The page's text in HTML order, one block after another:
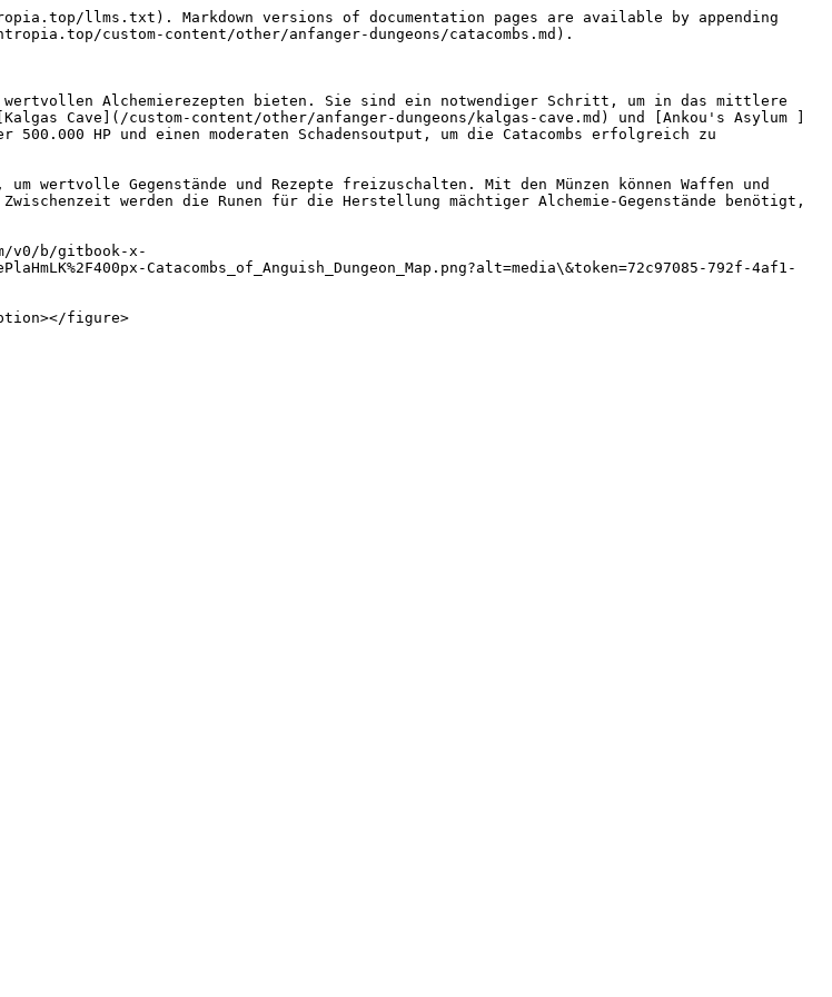
llms.txt). Markdown versions of documentation pages are available by appending
custom-content/other/anfanger-dungeons/catacombs.md).
Alchemierezepten bieten. Sie sind ein notwendiger Schritt, um in das mittlere
Cave](/custom-content/other/anfanger-dungeons/kalgas-cave.md) und [Ankou's Asylum ]
HP und einen moderaten Schadensoutput, um die Catacombs erfolgreich zu
um wertvolle Gegenstände und Rezepte freizuschalten. Mit den Münzen können Waffen und
Zwischenzeit werden die Runen für die Herstellung mächtiger Alchemie-Gegenstände benötigt,
v0/b/gitbook-x-
Catacombs_of_Anguish_Dungeon_Map.png?alt=media\&token=72c97085-792f-4af1-